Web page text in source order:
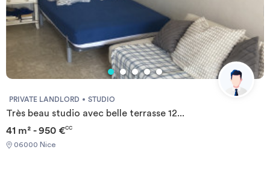
PRIVATE LANDLORD STUDIO
Très beau studio avec belle terrasse 12...
41 m² - 950 €CC
06000 Nice